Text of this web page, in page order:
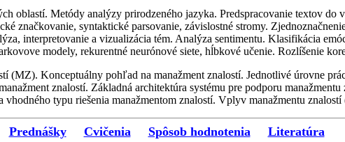
oblastí. Metódy analýzy prirodzeného jazyka. Predspracovanie textov do
značkovanie, syntaktické parsovanie, závislostné stromy.
interpretovanie a vizualizácia tém. Analýza sentimentu. Klasifikácia
modely, rekurentné neurónové siete, hĺbkové učenie. Rozlíšenie
(MZ). Konceptuálny pohľad na manažment znalostí. Jednotlivé úrovne
znalostí. Základná architektúra systému pre podporu
typu riešenia manažmentom znalostí. Vplyv manažmentu
Prednášky Cvičenia Spôsob hodnotenia Literatúra